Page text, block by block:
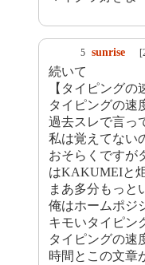
5 sunrise
続いて
【タイピングの
タイピングの速
過去スレで言っ
私は覚えてない
おそらくですが
はKAKUMEIと
まあ多分もっと
俺はホームポジ
キモいタイピン
タイピングの速
時間とこの文章